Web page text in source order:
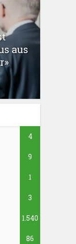
aus
4
9
1
3
1.540
86